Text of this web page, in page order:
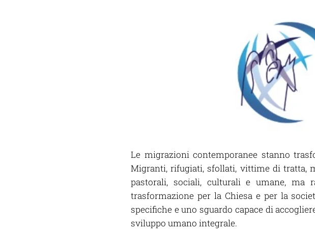
Le migrazioni contemporanee stanno
Migranti, rifugiati, sfollati, vittime di tratta,
pastorali, sociali, culturali e umane, ma
trasformazione per la Chiesa e per la
specifiche e uno sguardo capace di
sviluppo umano integrale.